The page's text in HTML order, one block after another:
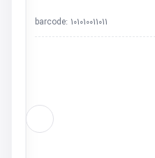
barcode: 101010011011